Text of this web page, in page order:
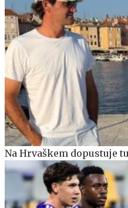
Na Hrvaškem dopustuje